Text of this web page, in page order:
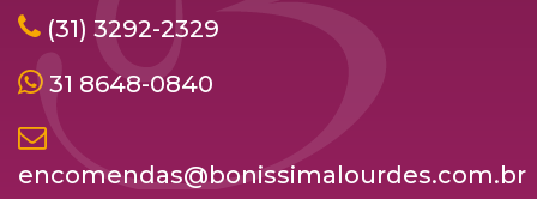
(31) 3292-2329
31 8648-0840
encomendas@bonissimalourdes.com.br